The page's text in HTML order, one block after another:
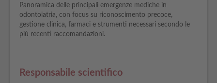
Panoramica delle principali emergenze mediche in
odontoiatria, con focus su riconoscimento precoce,
gestione clinica, farmaci e strumenti necessari secondo le
più recenti raccomandazioni.
Responsabile scientifico